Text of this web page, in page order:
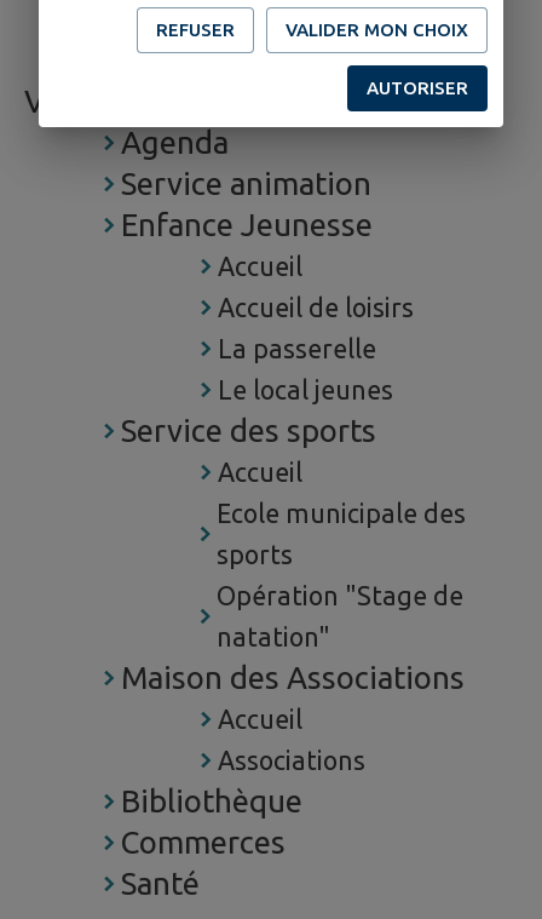
citoyen)
VIE QUOTIDIENNE
Agenda
Service animation
Enfance Jeunesse
Accueil
Accueil de loisirs
La passerelle
Le local jeunes
Service des sports
Accueil
Ecole municipale des
sports
Opération "Stage de
natation"
Maison des Associations
Accueil
Associations
Bibliothèque
Commerces
Santé
REFUSER VALIDER MON CHOIX
AUTORISER